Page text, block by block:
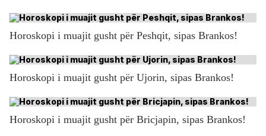
Horoskopi i muajit gusht për Peshqit, sipas Brankos!
Horoskopi i muajit gusht për Ujorin, sipas Brankos!
Horoskopi i muajit gusht për Bricjapin, sipas Brankos!